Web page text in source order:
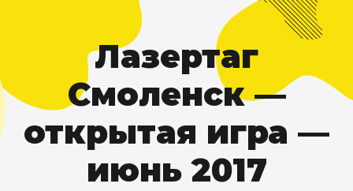
Лазертаг
Смоленск —
открытая игра —
июнь 2017